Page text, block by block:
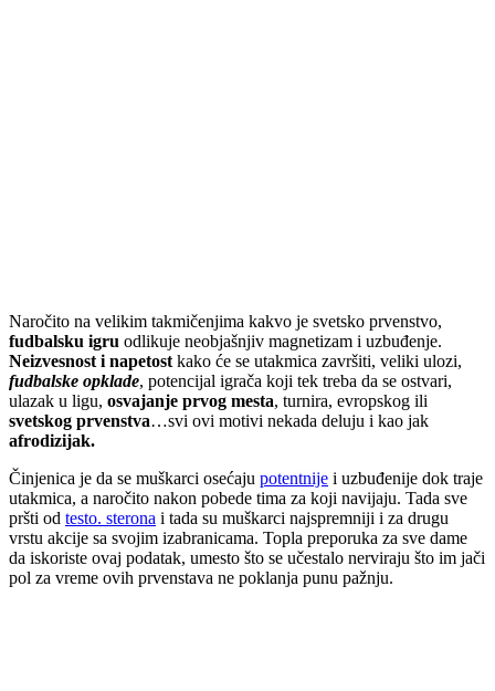
Naročito na velikim takmičenjima kakvo je svetsko prvenstvo,
fudbalsku igru odlikuje neobjašnjiv magnetizam i uzbuđenje.
Neizvesnost i napetost kako će se utakmica završiti, veliki ulozi,
fudbalske opklade, potencijal igrača koji tek treba da se ostvari,
ulazak u ligu, osvajanje prvog mesta, turnira, evropskog ili
svetskog prvenstva…svi ovi motivi nekada deluju i kao jak
afrodizijak.
Činjenica je da se muškarci osećaju potentnije i uzbuđenije dok traje
utakmica, a naročito nakon pobede tima za koji navijaju. Tada sve
pršti od testo. sterona i tada su muškarci najspremniji i za drugu
vrstu akcije sa svojim izabranicama. Topla preporuka za sve dame
da iskoriste ovaj podatak, umesto što se učestalo nerviraju što im jači
pol za vreme ovih prvenstava ne poklanja punu pažnju.